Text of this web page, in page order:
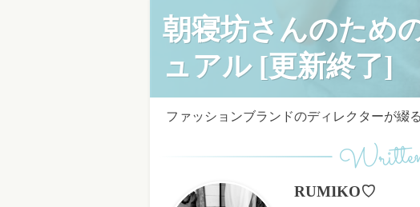
朝寝坊さんのため
ュアル [更新終了]
ファッションブランドのディレクターが綴
RUMIKO♡